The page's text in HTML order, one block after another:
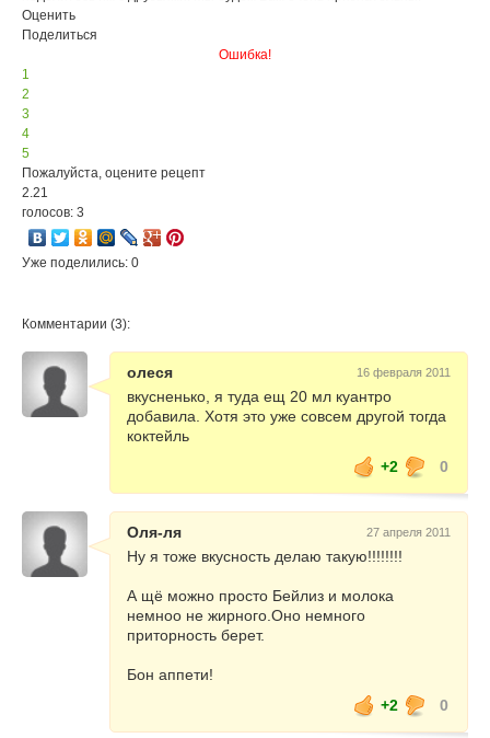
Оценить
Поделиться
Ошибка!
1
2
3
4
5
Пожалуйста, оцените рецепт
2.21
голосов: 3
Уже поделились: 0
Комментарии (3):
олеся 16 февраля 2011
вкусненько, я туда ещ 20 мл куантро
добавила. Хотя это уже совсем другой тогда
коктейль
+2
0
Оля-ля 27 апреля 2011
Ну я тоже вкусность делаю такую!!!!!!!!
А щё можно просто Бейлиз и молока
немноо не жирного.Оно немного
приторность берет.
Бон аппети!
+2
0